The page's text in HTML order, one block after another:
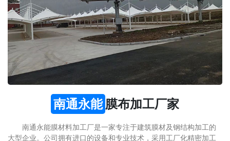
南通永能 膜布加工厂家
南通永能膜材料加工厂是一家专注于建筑膜材及钢结构加工的
大型企业。公司拥有进口的设备和专业技术，采用工厂化精密加工